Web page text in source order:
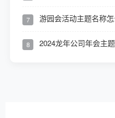
7 游园会活动主题名称
8 2024龙年公司年会主